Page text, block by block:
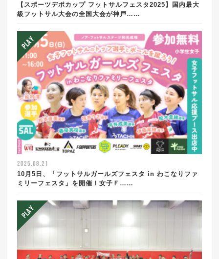
【スポーツデポカップ フットサルフェスタ2025】国内最大
級フットサル大会の全国大会が神戸……
2025.08.21
10月5日、「フットサルガールズフェスタ in わこなりファ
ミリーフェスタ」を開催！女子Ｆ……